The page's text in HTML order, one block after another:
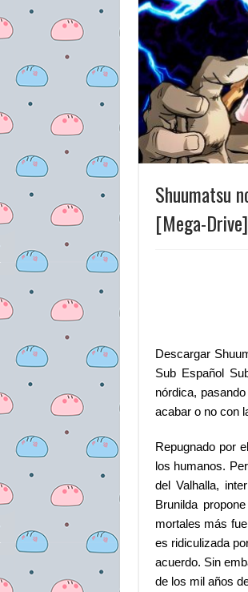
Shuumatsu
[Mega-Drive]
Descargar
Sub Español
nórdica,
acabar o no con
Repugnado por
los humanos.
del Valhalla,
Brunilda
mortales más
es ridiculizada
acuerdo. Sin
de los mil años